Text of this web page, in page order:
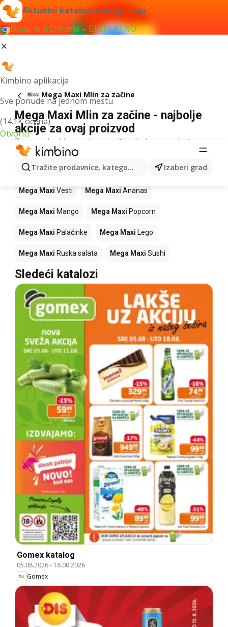
Aktuelni katalozi uvek pri ruci
Dodajte u Chrome – BESPLATNO
Kimbino aplikacija
Sve ponude na jednom mestu
(14.1K ocena)
Otvoriti
Tražite prodavnice, kategorije, proizvode...Izaberi grad
Mega Maxi Mlin za začine
Mega Maxi Mlin za začine - najbolje
akcije za ovaj proizvod
Za navedeni izraz nismo našli nikakav rezultat.
Drugi proizvodi u prodavnicama Mega
Maxi
Mega Maxi Vesti Mega Maxi Ananas
Mega Maxi Mango Mega Maxi Popcorn
Mega Maxi Palačinke Mega Maxi Lego
Mega Maxi Ruska salata Mega Maxi Sushi
Sledeći katalozi
Gomex katalog
05.08.2026- 18.08.2026
Gomex